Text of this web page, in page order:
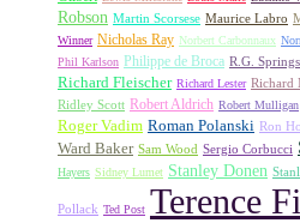
Robson Martin Scorsese Maurice Labro
Winner Nicholas Ray Norbert Carbonnaux
Phil Karlson Philippe de Broca R.G.
Richard Fleischer Richard Lester Richard
Ridley Scott Robert Aldrich Robert Mulligan
Roger Vadim Roman Polanski Ron
Ward Baker Sam Wood Sergio Corbucci
Hayers Sidney Lumet Stanley Donen
Pollack Ted Post Terence